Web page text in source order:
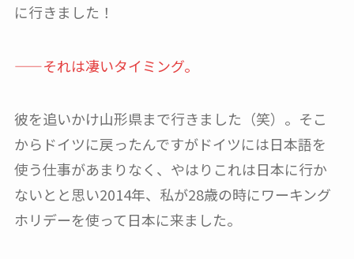
に行きました！
——それは凄いタイミング。
彼を追いかけ山形県まで行きました（笑）。そこ
からドイツに戻ったんですがドイツには日本語を
使う仕事があまりなく、やはりこれは日本に行か
ないとと思い2014年、私が28歳の時にワーキング
ホリデーを使って日本に来ました。